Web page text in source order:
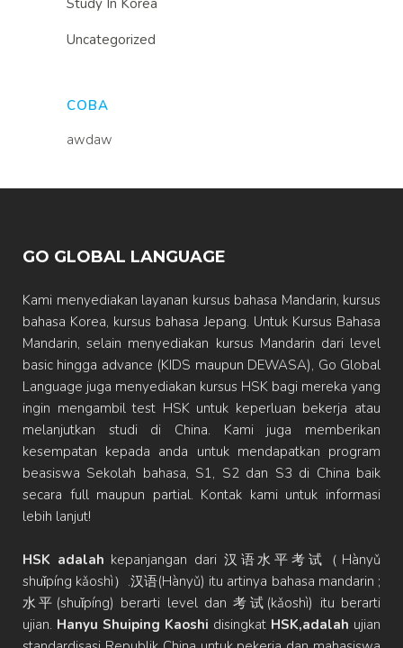
Uncategorized
COBA
awdaw
GO GLOBAL LANGUAGE
Kami menyediakan layanan kursus bahasa Mandarin, kursus
bahasa Korea, kursus bahasa Jepang. Untuk Kursus Bahasa
Mandarin, selain menyediakan kursus Mandarin dari level
basic hingga advance (KIDS maupun DEWASA), Go Global
Language juga menyediakan kursus HSK bagi mereka yang
ingin mengambil test HSK untuk keperluan bekerja atau
melanjutkan studi di China. Kami juga memberikan
kesempatan kepada anda untuk mendapatkan program
beasiswa Sekolah bahasa, S1, S2 dan S3 di China baik
secara full maupun partial. Kontak kami untuk informasi
lebih lanjut!
HSK adalah kepanjangan dari 汉语水平考试（Hànyǔ
shuǐpíng kǎoshì）.汉语(Hànyǔ) itu artinya bahasa mandarin ;
水平(shuǐpíng) berarti level dan 考试(kǎoshì) itu berarti
ujian. Hanyu Shuiping Kaoshi disingkat HSK,adalah ujian